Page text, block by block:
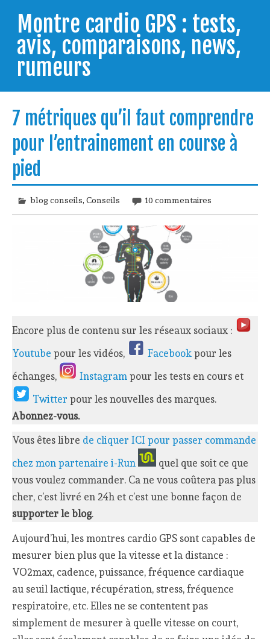
contentMontre cardio GPS : tests,
avis, comparaisons, news,
rumeurs
trouver celle qui répondra à vos besoins et
comprendre comment bien l'utiliser.
7 métriques qu’il faut comprendre
pour l’entrainement en course à
pied
blog conseils,Conseils 10 commentaires
Encore plus de contenu sur les réseaux sociaux :
Youtube pour les vidéos, Facebookpour les
échanges,
Instagrampour les tests en cours et
Twitterpour les nouvelles des marques.
Abonnez-vous.
Vous êtes libre de cliquer ICI pour passer commande
chez mon partenaire i-Run
quel que soit ce que
vous voulez commander. Ca ne vous coûtera pas plus
cher, c’est livré en 24h et c’est une bonne façon de
supporter le blog.
Aujourd’hui, les montres cardio GPS sont capables de
mesurer bien plus que la vitesse et la distance :
VO2max, cadence, puissance, fréquence cardiaque
au seuil lactique, récupération, stress, fréquence
respiratoire, etc. Elles ne se contentent pas
simplement de mesurer à quelle vitesse on court,